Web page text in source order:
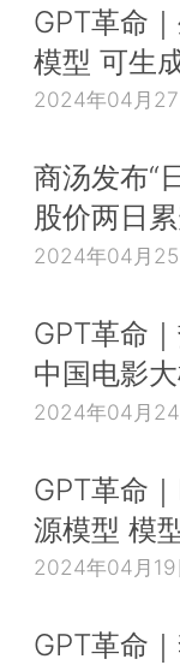
GPT革命
模型 可生
2024年04月27
商汤发布“
股价两日
2024年04月25
GPT革命
中国电影
2024年04月24
GPT革命
源模型 模
2024年04月19
GPT革命